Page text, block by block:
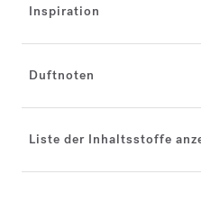
Inspiration
Duftnoten
Liste der Inhaltsstoffe